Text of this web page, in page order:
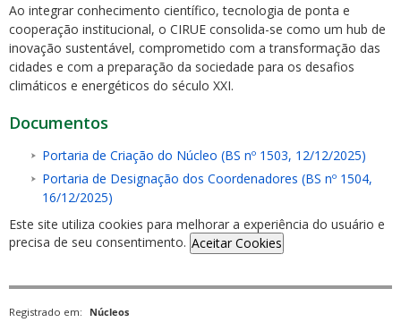
Ao integrar conhecimento científico, tecnologia de ponta e
cooperação institucional, o CIRUE consolida-se como um hub de
inovação sustentável, comprometido com a transformação das
cidades e com a preparação da sociedade para os desafios
climáticos e energéticos do século XXI.
Documentos
Portaria de Criação do Núcleo (BS nº 1503, 12/12/2025)
Portaria de Designação dos Coordenadores (BS nº 1504,
16/12/2025)
Este site utiliza cookies para melhorar a experiência do usuário e
precisa de seu consentimento. Aceitar Cookies
Registrado em: Núcleos